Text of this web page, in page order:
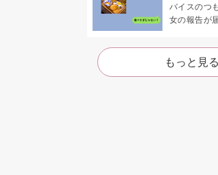
バイスのつ
女の報告が
た
もっと見る